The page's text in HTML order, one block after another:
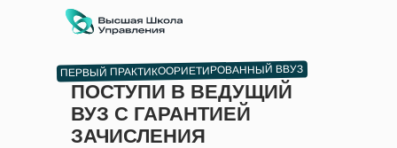
ПОСТУПИ В ВЕДУЩИЙ
ВУЗ С ГАРАНТИЕЙ
ЗАЧИСЛЕНИЯ
ПЕРВЫЙ ПРАКТИКООРИЕТИРОВАННЫЙ ВВУЗ